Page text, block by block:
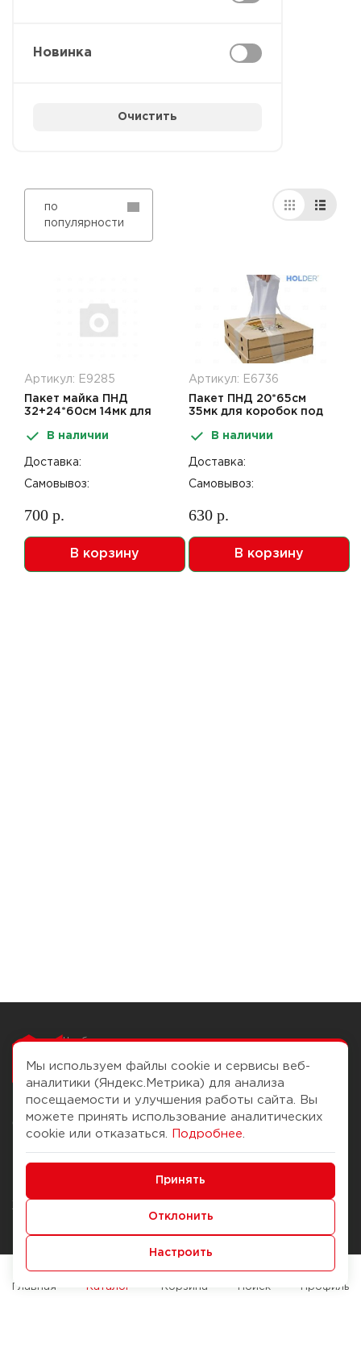
Новинка
Очистить
по
популярности
Артикул: Е9285
Пакет майка ПНД
32+24*60см 14мк для
В наличии
Доставка:
Самовывоз:
700 р.
В корзину
Артикул: Е6736
Пакет ПНД 20*65см
35мк для коробок под
В наличии
Доставка:
Самовывоз:
630 р.
В корзину
Чтобы вам легко
О компании
История Компании
Журнал
Наши марки
Брендирование
Помощь
Доставка и оплата
Способы оплаты
Служба контроля качества
Мы используем файлы cookie и сервисы веб-
аналитики (Яндекс.Метрика) для анализа
посещаемости и улучшения работы сайта. Вы
можете принять использование аналитических
cookie или отказаться.
Подробнее
Принять
Отклонить
Настроить
Главная Каталог Корзина Поиск Профиль